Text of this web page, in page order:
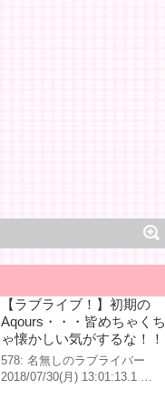
【ラブライブ！】初期の
Aqours・・・皆めちゃくち
ゃ懐かしい気がするな！！
578: 名無しのラブライバー
2018/07/30(月) 13:01:13.1 …